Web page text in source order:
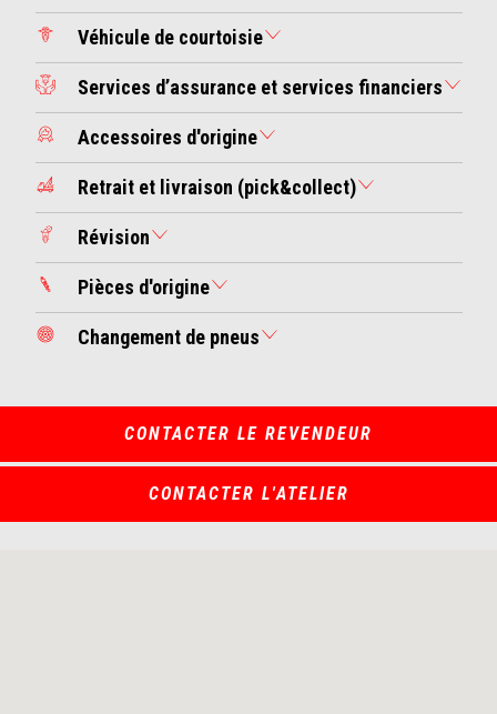
Véhicule de courtoisie
Services d’assurance et services financiers
Accessoires d'origine
Retrait et livraison (pick&collect)
Révision
Pièces d'origine
Changement de pneus
CONTACTER LE REVENDEUR
CONTACTER L'ATELIER